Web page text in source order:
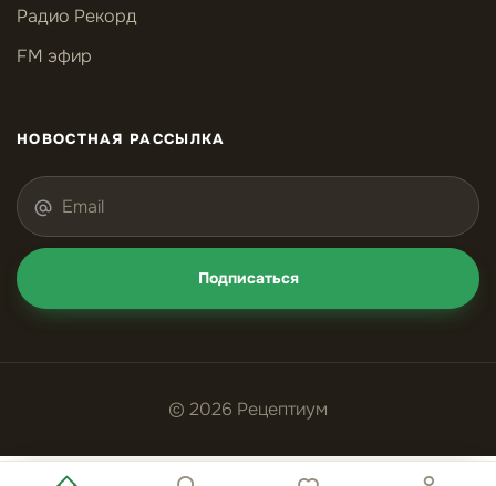
Радио Рекорд
FM эфир
НОВОСТНАЯ РАССЫЛКА
Подписаться
© 2026 Рецептиум